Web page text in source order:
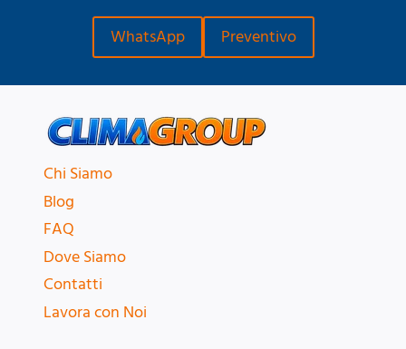
WhatsApp Preventivo
Chi Siamo
Blog
FAQ
Dove Siamo
Contatti
Lavora con Noi